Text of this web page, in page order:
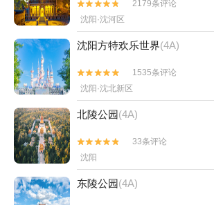


2179条评论
沈阳·沈河区
沈阳方特欢乐世界(4A)


1535条评论
沈阳·沈北新区
北陵公园(4A)


33条评论
沈阳
东陵公园(4A)